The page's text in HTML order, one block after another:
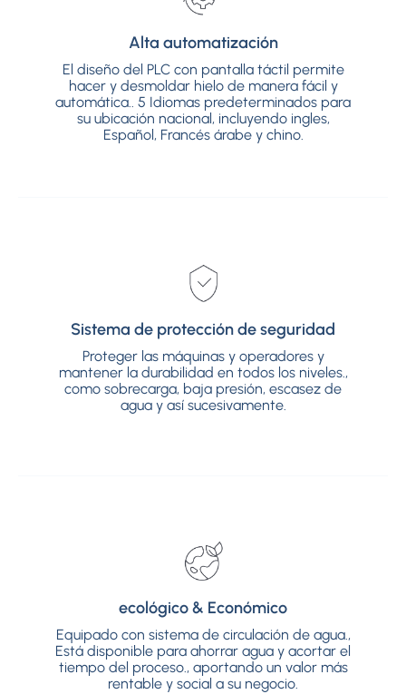
Alta automatización
El diseño del PLC con pantalla táctil permite
hacer y desmoldar hielo de manera fácil y
automática.. 5 Idiomas predeterminados para
su ubicación nacional, incluyendo ingles,
Español, Francés árabe y chino.
Alta automatización
El diseño del PLC con pantalla táctil permite
hacer y desmoldar hielo de manera fácil y
automática.. 5 Idiomas predeterminados para
su ubicación nacional, incluyendo ingles,
Español, Francés árabe y chino.
Sistema de protección de seguridad
Proteger las máquinas y operadores y
mantener la durabilidad en todos los niveles.,
como sobrecarga, baja presión, escasez de
agua y así sucesivamente.
Sistema de protección de seguridad
Proteger las máquinas y operadores y
mantener la durabilidad en todos los niveles.,
como sobrecarga, baja presión, escasez de
agua y así sucesivamente.
ecológico & Económico
Equipado con sistema de circulación de agua.,
Está disponible para ahorrar agua y acortar el
tiempo del proceso., aportando un valor más
rentable y social a su negocio.
ecológico & Económico
Equipado con sistema de circulación de agua.,
Está disponible para ahorrar agua y acortar el
tiempo del proceso., aportando un valor más
rentable y social a su negocio.